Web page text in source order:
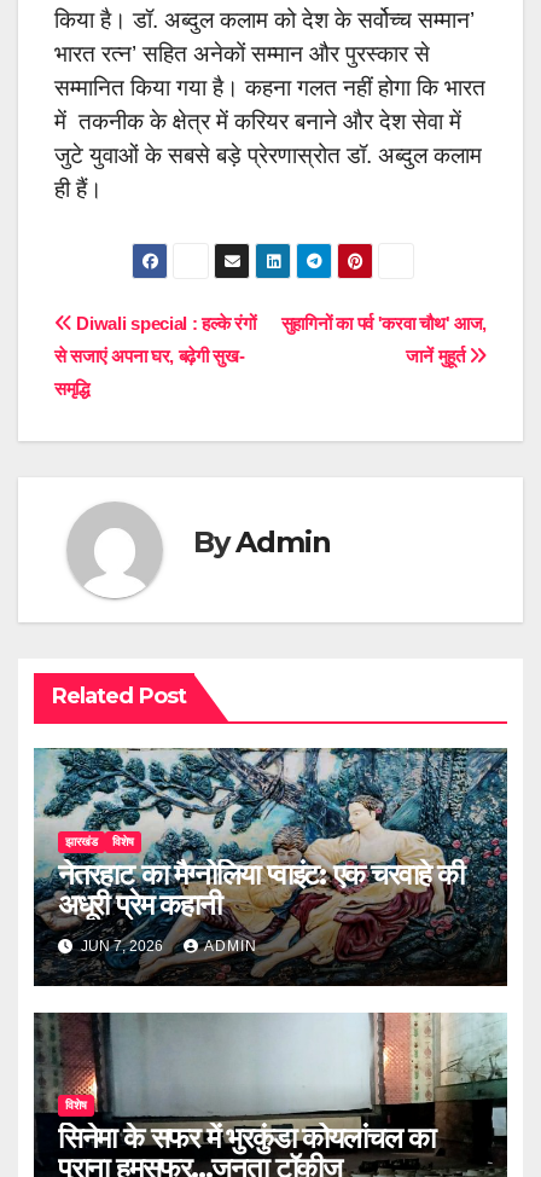
किया है। डॉ. अब्दुल कलाम को देश के सर्वोच्च सम्मान’
भारत रत्न’ सहित अनेकों सम्मान और पुरस्कार से
सम्मानित किया गया है। कहना गलत नहीं होगा कि भारत
में तकनीक के क्षेत्र में करियर बनाने और देश सेवा में
जुटे युवाओं के सबसे बड़े प्रेरणास्रोत डॉ. अब्दुल कलाम
ही हैं।
Post
navigation
सुहागिनों का पर्व 'करवा चौथ' आज,
जानें मुहूर्त
Diwali special : हल्के रंगों
से सजाएं अपना घर, बढ़ेगी सुख-
समृद्धि
ByAdmin
Related Post
झारखंड विशेष
नेतरहाट का मैग्नोलिया प्वाइंट: एक चरवाहे की
अधूरी प्रेम कहानी
JUN 7, 2026 ADMIN
विशेष
सिनेमा के सफर में भुरकुंडा कोयलांचल का
पुराना हमसफर...जनता टॉकीज